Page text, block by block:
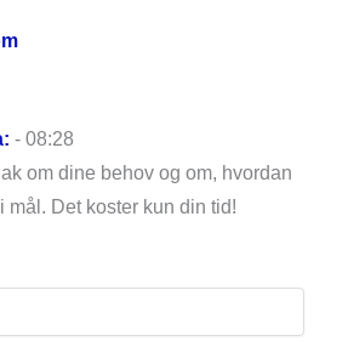
- 08:28
om dine behov og om, hvordan
Det koster kun din tid!